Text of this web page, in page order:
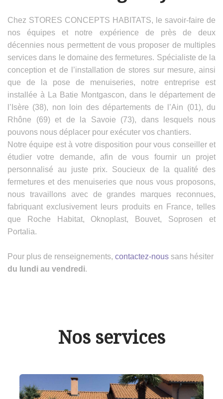
Chez STORES CONCEPTS HABITATS, le savoir-faire de
nos équipes et notre expérience de près de deux
décennies nous permettent de vous proposer de multiples
services dans le domaine des fermetures. Spécialiste de la
conception et de l’installation de stores sur mesure, ainsi
que de la pose de menuiseries, notre entreprise est
installée à La Batie Montgascon, dans le département de
l’Isère (38), non loin des départements de l’Ain (01), du
Rhône (69) et de la Savoie (73), dans lesquels nous
pouvons nous déplacer pour exécuter vos chantiers.
Notre équipe est à votre disposition pour vous conseiller et
étudier votre demande, afin de vous fournir un projet
personnalisé au juste prix. Soucieux de la qualité des
fermetures et des menuiseries que nous vous proposons,
nous travaillons avec de grandes marques reconnues,
fabriquant exclusivement leurs produits en France, telles
que Roche Habitat, Oknoplast, Bouvet, Soprosen et
Portalia.
Pour plus de renseignements, contactez-nous sans hésiter
du lundi au vendredi.
Nos services